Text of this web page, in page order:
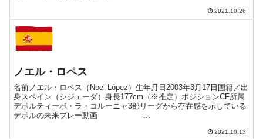
2021.10.26
ノエル・ロペス
名前ノエル・ロペス（Noel López）生年月日2003年3月17日国籍／出
身スペイン（シジェーダ）身長177cm（※推定）ポジションCF所属
デポルティーボ・ラ・コルーニャ3部リーグから存在感を示している
デポルの未来プレー動画 ...
2021.10.13